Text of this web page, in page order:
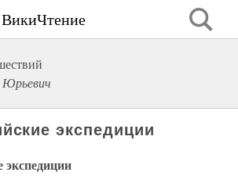
ВикиЧтение
Юрьевич
экспедиции